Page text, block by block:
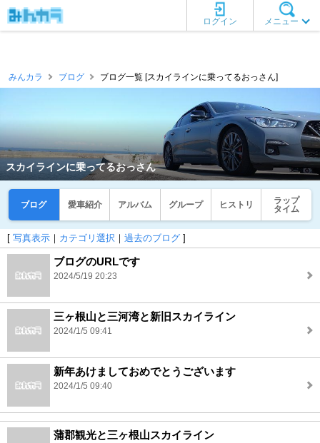
メニュー
ログイン
みんカラ ブログ ブログ一覧 [スカイラインに乗ってるおっさん]
スカイラインに乗ってるおっさん
ブログ 愛車紹介 アルバム グループ ヒストリ
ラップ
タイム
[ 写真表示 ｜ カテゴリ選択 ｜ 過去のブログ ]
ブログのURLです
2024/5/19 20:23
三ヶ根山と三河湾と新旧スカイライン
2024/1/5 09:41
新年あけましておめでとうございます
2024/1/5 09:40
蒲郡観光と三ヶ根山スカイライン